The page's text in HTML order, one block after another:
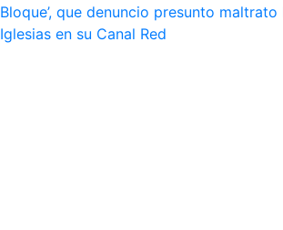
Bloque’, que denuncio presunto
Iglesias en su Canal Red